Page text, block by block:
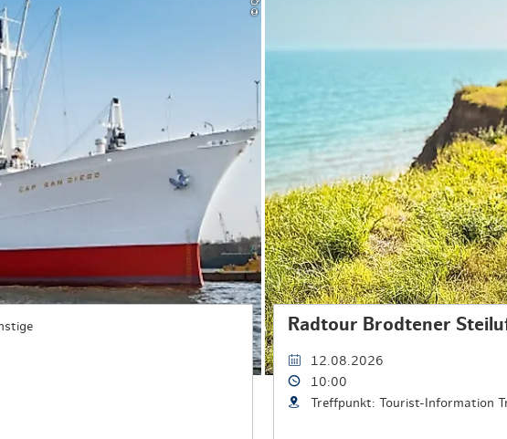
Radtour Brodtener
12.08.2026
10:00
Treffpunkt: Tourist-Information